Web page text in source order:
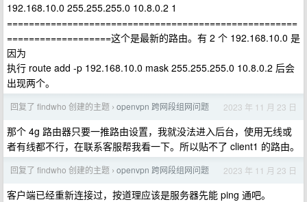
192.168.10.0 255.255.255.0 10.8.0.2 1
=====================================================
===================这个是最新的路由。有 2 个 192.168.10.0 是
因为
执行 route add -p 192.168.10.0 mask 255.255.255.0 10.8.0.2 后会
出现两个。
回复了 findwho 创建的主题 › openvpn 跨网段组网问题 2023 年 11 月 23 日
那个 4g 路由器只要一推路由设置，我就没法进入后台，使用无线或
者有线都不行，在联系客服帮我看一下。所以贴不了 client1 的路由。
回复了 findwho 创建的主题 › openvpn 跨网段组网问题 2023 年 11 月 23 日
客户端已经重新连接过，按道理应该是服务器先能 ping 通吧。